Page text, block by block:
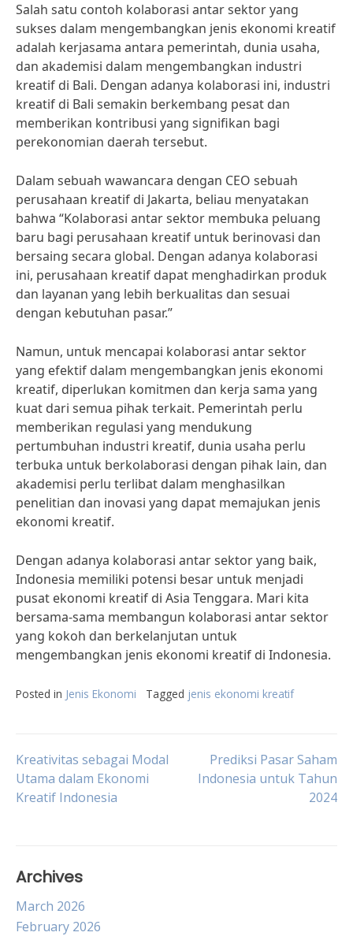
Salah satu contoh kolaborasi antar sektor yang
sukses dalam mengembangkan jenis ekonomi kreatif
adalah kerjasama antara pemerintah, dunia usaha,
dan akademisi dalam mengembangkan industri
kreatif di Bali. Dengan adanya kolaborasi ini, industri
kreatif di Bali semakin berkembang pesat dan
memberikan kontribusi yang signifikan bagi
perekonomian daerah tersebut.
Dalam sebuah wawancara dengan CEO sebuah
perusahaan kreatif di Jakarta, beliau menyatakan
bahwa “Kolaborasi antar sektor membuka peluang
baru bagi perusahaan kreatif untuk berinovasi dan
bersaing secara global. Dengan adanya kolaborasi
ini, perusahaan kreatif dapat menghadirkan produk
dan layanan yang lebih berkualitas dan sesuai
dengan kebutuhan pasar.”
Namun, untuk mencapai kolaborasi antar sektor
yang efektif dalam mengembangkan jenis ekonomi
kreatif, diperlukan komitmen dan kerja sama yang
kuat dari semua pihak terkait. Pemerintah perlu
memberikan regulasi yang mendukung
pertumbuhan industri kreatif, dunia usaha perlu
terbuka untuk berkolaborasi dengan pihak lain, dan
akademisi perlu terlibat dalam menghasilkan
penelitian dan inovasi yang dapat memajukan jenis
ekonomi kreatif.
Dengan adanya kolaborasi antar sektor yang baik,
Indonesia memiliki potensi besar untuk menjadi
pusat ekonomi kreatif di Asia Tenggara. Mari kita
bersama-sama membangun kolaborasi antar sektor
yang kokoh dan berkelanjutan untuk
mengembangkan jenis ekonomi kreatif di Indonesia.
Posted in Jenis Ekonomi Tagged jenis ekonomi kreatif
Post
navigation
Kreativitas sebagai Modal
Utama dalam Ekonomi
Kreatif Indonesia
Prediksi Pasar Saham
Indonesia untuk Tahun
2024
Archives
March 2026
February 2026